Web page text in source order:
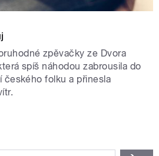
zpěvačky ze Dvora
spíš náhodou zabrousila do
folku a přinesla